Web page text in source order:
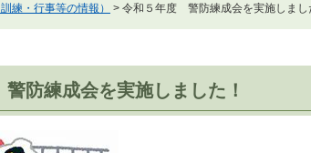
練・行事等の情報） > 令和５年度 警防練成会を実施しまし
防練成会を実施しました！